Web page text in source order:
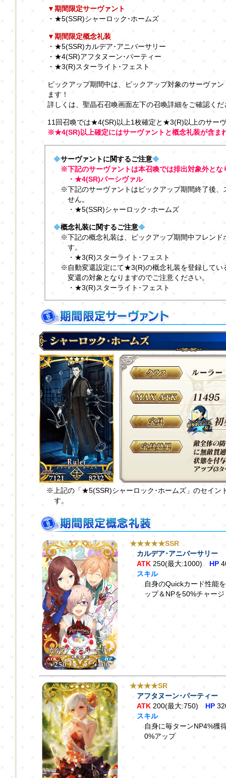
▼期間限定サーヴァント
・★5(SSR)シャーロック･ホームズ
▼期間限定概念礼装
・★5(SSR)カルデア･アニバーサリー
・★4(SR)アフタヌーン･パーティー
・★3(R)スターライト･フェスト
ピックアップ期間中は、ピックアップ対象のサーヴァ
ます！
詳しくは、聖晶石召喚画面左下の召喚詳細をご確認くだ
11回召喚では★4(SR)以上1枚確定と★3(R)以上のサー
※★4(SR)以上確定にはサーヴァントと概念礼装が含ま
◆サーヴァントに関するご注意◆
※下記のサーヴァントは本召喚では排出対象外とな
・★4(SR)パーシヴァル
※下記のサーヴァントはピックアップ期間終了後、
せん。
・★5(SSR)シャーロック･ホームズ
◆概念礼装に関するご注意◆
※下記の概念礼装は、ピックアップ期間中フレンド
す。
・★3(R)スターライト･フェスト
※自動変還設定にて★3(R)の概念礼装を登録してい
変還の対象となりますのでご注意ください。
・★3(R)スターライト･フェスト
※上記の「★5(SSR)シャーロック･ホームズ」のセイン
す。
★★★★★SSR
カルデア･アニバーサリー
ATK 250(最大:1000) HP
スキル
自身のQuickカード性能
ップ＆NPを50%チャー
★★★★SR
アフタヌーン･パーティー
ATK 200(最大:750)HP
スキル
自身に毎ターンNP4%獲
0%アップ